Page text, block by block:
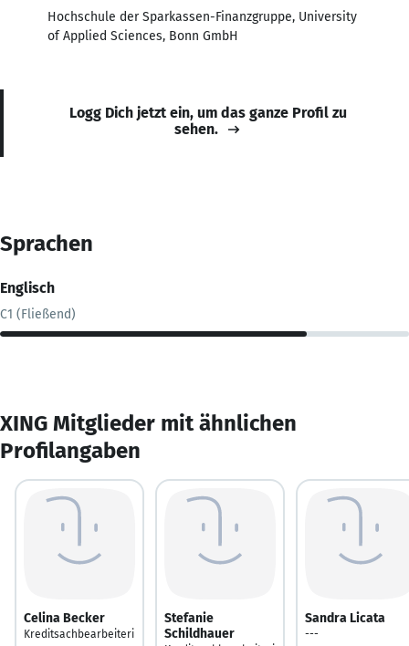
Hochschule der Sparkassen-Finanzgruppe, University
of Applied Sciences, Bonn GmbH
Logg Dich jetzt ein, um das ganze Profil zu
sehen.
Sprachen
Englisch
C1 (Fließend)
XING Mitglieder mit ähnlichen
Profilangaben
Celina Becker
Kreditsachbearbeiteri
Stefanie
Schildhauer
Sandra Licata
---